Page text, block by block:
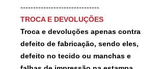
-------------------------------
TROCA E DEVOLUÇÕES
Troca e devoluções apenas contra
defeito de fabricação, sendo eles,
defeito no tecido ou manchas e